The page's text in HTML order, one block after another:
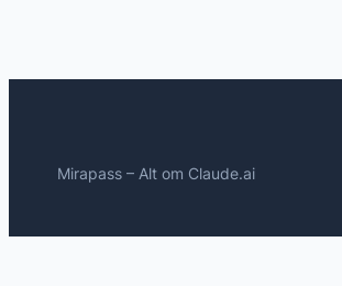
Mirapass – Alt om Claude.ai